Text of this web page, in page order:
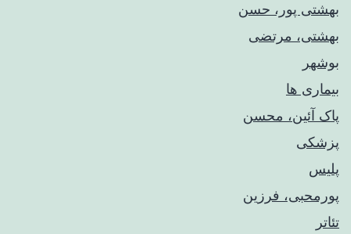
بهشتی پور، حسن
بهشتی، مرتضی
بوشهر
بیماری ها
پاک آئین، محسن
پزشکی
پلیس
پورمحبی، فرزین
تئاتر